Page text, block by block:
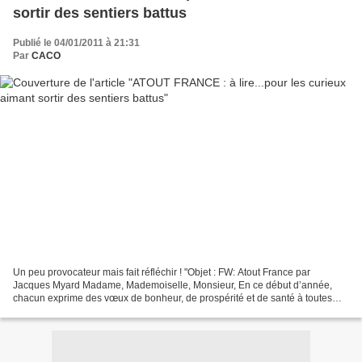
sortir des sentiers battus
Publié le 04/01/2011 à 21:31
Par CACO
Un peu provocateur mais fait réfléchir ! "Objet : FW: Atout France par
Jacques Myard Madame, Mademoiselle, Monsieur, En ce début d’année,
chacun exprime des vœux de bonheur, de prospérité et de santé à toutes